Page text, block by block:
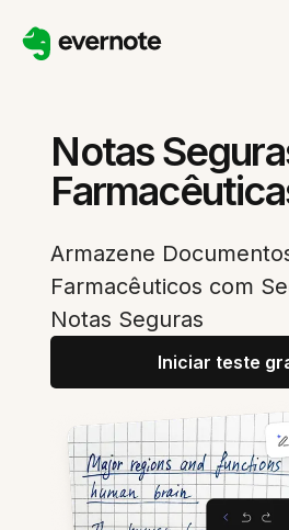
Notas
Armazene
Farmacêuticos com
Notas Seguras
Iniciar teste